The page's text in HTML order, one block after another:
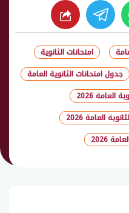
امتحانات الثانوية
جدول امتحانات الثانوية العامة
العامة 2026
العامة 2026
2026